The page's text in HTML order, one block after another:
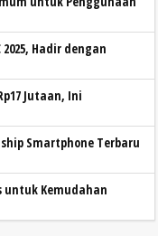
2025, Hadir dengan
Jutaan, Ini
Smartphone Terbaru
untuk Kemudahan